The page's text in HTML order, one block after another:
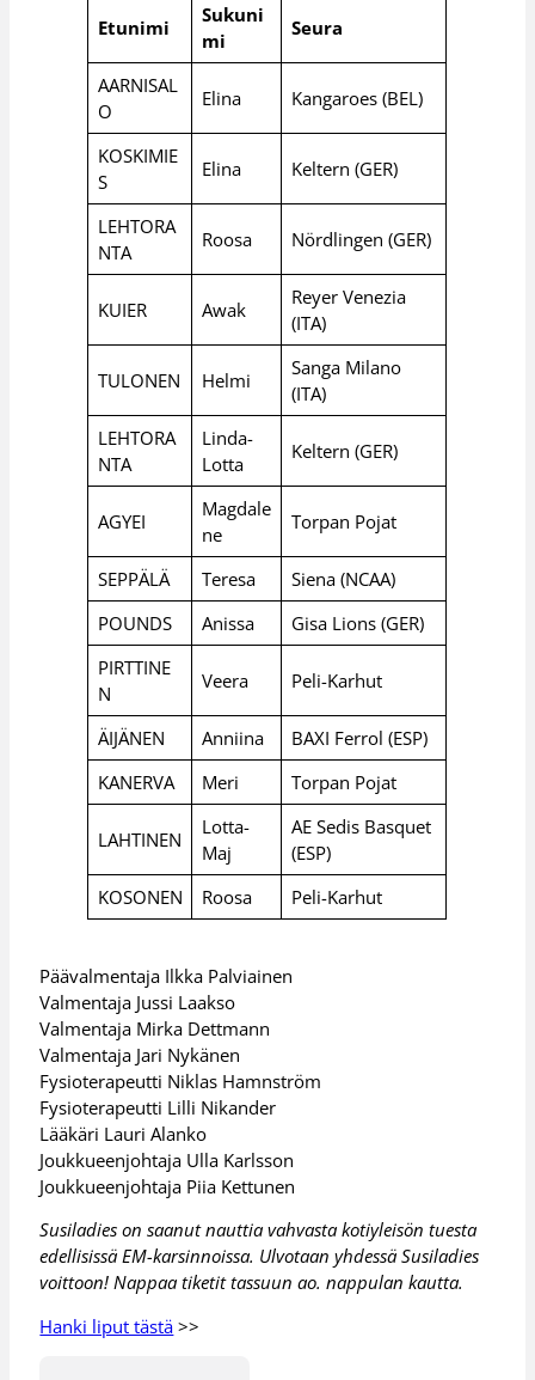
Etunimi
Sukuni
mi
Seura
AARNISAL
O
Elina Kangaroes (BEL)
KOSKIMIE
S
Elina Keltern (GER)
LEHTORA
NTA
Roosa Nördlingen (GER)
KUIER Awak
Reyer Venezia
(ITA)
TULONEN Helmi
Sanga Milano
(ITA)
LEHTORA
NTA
Linda-
Lotta
Keltern (GER)
AGYEI
Magdale
ne
Torpan Pojat
SEPPÄLÄ Teresa
Siena (NCAA)
POUNDS
Anissa
Gisa Lions (GER)
PIRTTINE
N
Veera Peli-Karhut
ÄIJÄNEN Anniina
BAXI Ferrol (ESP)
KANERVA
Meri Torpan Pojat
LAHTINEN
Lotta-
Maj
AE Sedis Basquet
(ESP)
KOSONEN
Roosa Peli-Karhut
Päävalmentaja Ilkka Palviainen
Valmentaja Jussi Laakso
Valmentaja Mirka Dettmann
Valmentaja Jari Nykänen
Fysioterapeutti Niklas Hamnström
Fysioterapeutti Lilli Nikander
Lääkäri Lauri Alanko
Joukkueenjohtaja Ulla Karlsson
Joukkueenjohtaja Piia Kettunen
Susiladies on saanut nauttia vahvasta kotiyleisön tuesta
edellisissä EM-karsinnoissa. Ulvotaan yhdessä Susiladies
voittoon! Nappaa tiketit tassuun ao. nappulan kautta.
Hanki liput tästä >>